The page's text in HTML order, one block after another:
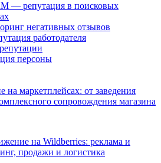
— репутация в поисковых
негативных отзывов
работодателя
персоны
на маркетплейсах: от заведения
сопровождения магазина
на Wildberries: реклама и
продажи и логистика